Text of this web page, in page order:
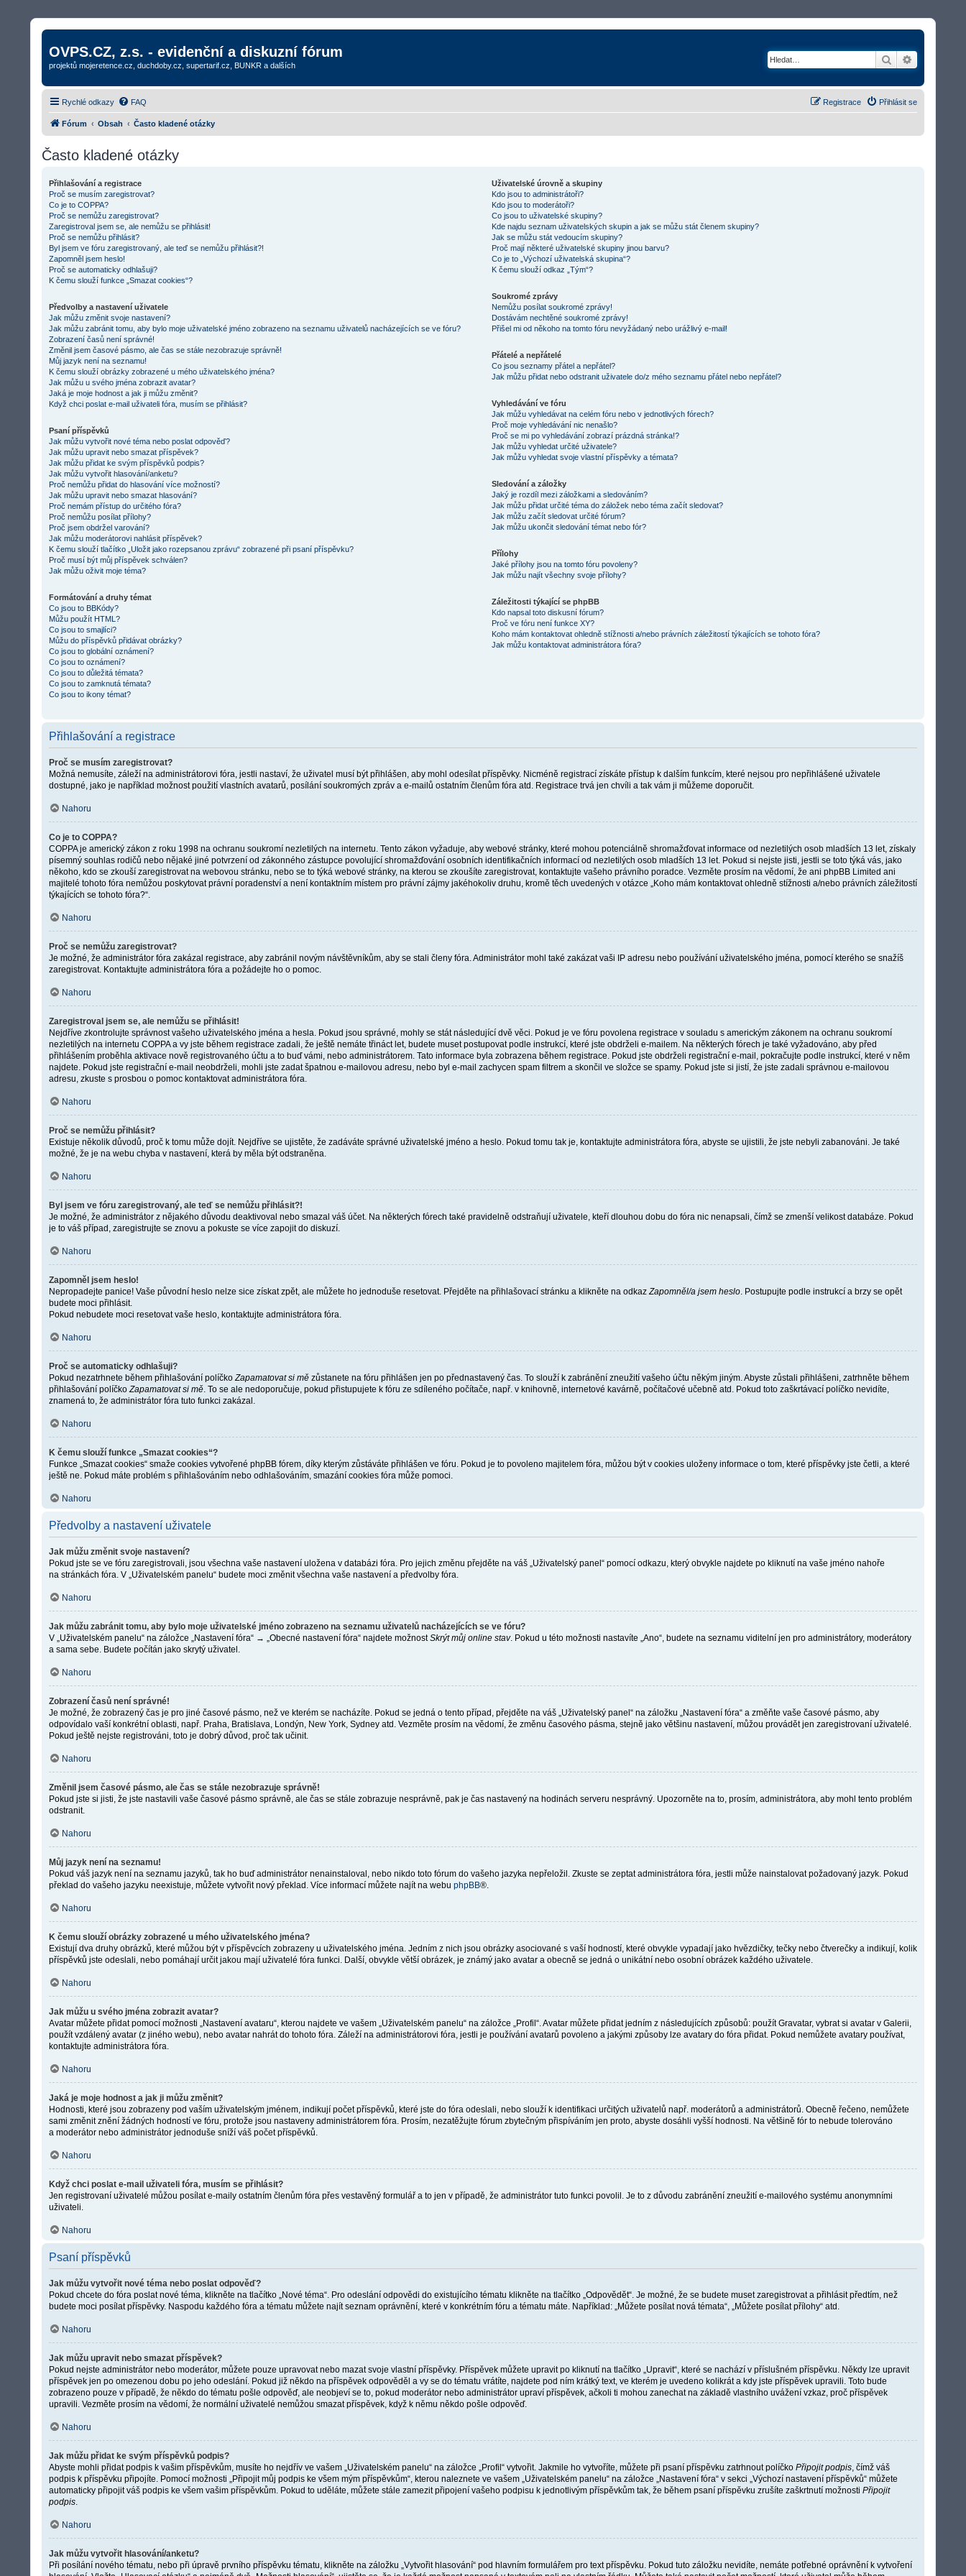
OVPS.CZ, z.s. - evidenční a diskuzní fórum
projektů mojeretence.cz, duchdoby.cz, supertarif.cz, BUNKR a dalších Hledat
Rychlé odkazy FAQ Přihlásit se
Registrace
Fórum Obsah Často kladené otázky
Často kladené otázky
Přihlašování a registrace
Proč se musím zaregistrovat?
Co je to COPPA?
Proč se nemůžu zaregistrovat?
Zaregistroval jsem se, ale nemůžu se přihlásit!
Proč se nemůžu přihlásit?
Byl jsem ve fóru zaregistrovaný, ale teď se nemůžu přihlásit?!
Zapomněl jsem heslo!
Proč se automaticky odhlašuji?
K čemu slouží funkce „Smazat cookies“?
Předvolby a nastavení uživatele
Jak můžu změnit svoje nastavení?
Jak můžu zabránit tomu, aby bylo moje uživatelské jméno zobrazeno na seznamu uživatelů nacházejících se ve fóru?
Zobrazení časů není správné!
Změnil jsem časové pásmo, ale čas se stále nezobrazuje správně!
Můj jazyk není na seznamu!
K čemu slouží obrázky zobrazené u mého uživatelského jména?
Jak můžu u svého jména zobrazit avatar?
Jaká je moje hodnost a jak ji můžu změnit?
Když chci poslat e-mail uživateli fóra, musím se přihlásit?
Psaní příspěvků
Jak můžu vytvořit nové téma nebo poslat odpověď?
Jak můžu upravit nebo smazat příspěvek?
Jak můžu přidat ke svým příspěvků podpis?
Jak můžu vytvořit hlasování/anketu?
Proč nemůžu přidat do hlasování více možností?
Jak můžu upravit nebo smazat hlasování?
Proč nemám přístup do určitého fóra?
Proč nemůžu posílat přílohy?
Proč jsem obdržel varování?
Jak můžu moderátorovi nahlásit příspěvek?
K čemu slouží tlačítko „Uložit jako rozepsanou zprávu“ zobrazené při psaní příspěvku?
Proč musí být můj příspěvek schválen?
Jak můžu oživit moje téma?
Formátování a druhy témat
Co jsou to BBKódy?
Můžu použít HTML?
Co jsou to smajlíci?
Můžu do příspěvků přidávat obrázky?
Co jsou to globální oznámení?
Co jsou to oznámení?
Co jsou to důležitá témata?
Co jsou to zamknutá témata?
Co jsou to ikony témat?
Uživatelské úrovně a skupiny
Kdo jsou to administrátoři?
Kdo jsou to moderátoři?
Co jsou to uživatelské skupiny?
Kde najdu seznam uživatelských skupin a jak se můžu stát členem skupiny?
Jak se můžu stát vedoucím skupiny?
Proč mají některé uživatelské skupiny jinou barvu?
Co je to „Výchozí uživatelská skupina“?
K čemu slouží odkaz „Tým“?
Soukromé zprávy
Nemůžu posílat soukromé zprávy!
Dostávám nechtěné soukromé zprávy!
Přišel mi od někoho na tomto fóru nevyžádaný nebo urážlivý e-mail!
Přátelé a nepřátelé
Co jsou seznamy přátel a nepřátel?
Jak můžu přidat nebo odstranit uživatele do/z mého seznamu přátel nebo nepřátel?
Vyhledávání ve fóru
Jak můžu vyhledávat na celém fóru nebo v jednotlivých fórech?
Proč moje vyhledávání nic nenašlo?
Proč se mi po vyhledávání zobrazí prázdná stránka!?
Jak můžu vyhledat určité uživatele?
Jak můžu vyhledat svoje vlastní příspěvky a témata?
Sledování a záložky
Jaký je rozdíl mezi záložkami a sledováním?
Jak můžu přidat určité téma do záložek nebo téma začít sledovat?
Jak můžu začít sledovat určité fórum?
Jak můžu ukončit sledování témat nebo fór?
Přílohy
Jaké přílohy jsou na tomto fóru povoleny?
Jak můžu najít všechny svoje přílohy?
Záležitosti týkající se phpBB
Kdo napsal toto diskusní fórum?
Proč ve fóru není funkce XY?
Koho mám kontaktovat ohledně stížnosti a/nebo právních záležitostí týkajících se tohoto fóra?
Jak můžu kontaktovat administrátora fóra?
Přihlašování a registrace
Proč se musím zaregistrovat?
Možná nemusíte, záleží na administrátorovi fóra, jestli nastaví, že uživatel musí být přihlášen, aby mohl odesílat příspěvky. Nicméně registrací získáte přístup k dalším funkcím, které nejsou pro nepřihlášené uživatele
dostupné, jako je například možnost použití vlastních avatarů, posílání soukromých zpráv a e-mailů ostatním členům fóra atd. Registrace trvá jen chvíli a tak vám ji můžeme doporučit.
Nahoru
Co je to COPPA?
COPPA je americký zákon z roku 1998 na ochranu soukromí nezletilých na internetu. Tento zákon vyžaduje, aby webové stránky, které mohou potenciálně shromažďovat informace od nezletilých osob mladších 13 let, získaly
písemný souhlas rodičů nebo nějaké jiné potvrzení od zákonného zástupce povolující shromažďování osobních identifikačních informací od nezletilých osob mladších 13 let. Pokud si nejste jisti, jestli se toto týká vás, jako
někoho, kdo se zkouší zaregistrovat na webovou stránku, nebo se to týká webové stránky, na kterou se zkoušíte zaregistrovat, kontaktujte vašeho právního poradce. Vezměte prosím na vědomí, že ani phpBB Limited ani
majitelé tohoto fóra nemůžou poskytovat právní poradenství a není kontaktním místem pro právní zájmy jakéhokoliv druhu, kromě těch uvedených v otázce „Koho mám kontaktovat ohledně stížnosti a/nebo právních záležitostí
týkajících se tohoto fóra?“.
Nahoru
Proč se nemůžu zaregistrovat?
Je možné, že administrátor fóra zakázal registrace, aby zabránil novým návštěvníkům, aby se stali členy fóra. Administrátor mohl také zakázat vaši IP adresu nebo používání uživatelského jména, pomocí kterého se snažíš
zaregistrovat. Kontaktujte administrátora fóra a požádejte ho o pomoc.
Nahoru
Zaregistroval jsem se, ale nemůžu se přihlásit!
Nejdříve zkontrolujte správnost vašeho uživatelského jména a hesla. Pokud jsou správné, mohly se stát následující dvě věci. Pokud je ve fóru povolena registrace v souladu s americkým zákonem na ochranu soukromí
nezletilých na internetu COPPA a vy jste během registrace zadali, že ještě nemáte třináct let, budete muset postupovat podle instrukcí, které jste obdrželi e-mailem. Na některých fórech je také vyžadováno, aby před
přihlášením proběhla aktivace nově registrovaného účtu a to buď vámi, nebo administrátorem. Tato informace byla zobrazena během registrace. Pokud jste obdrželi registrační e-mail, pokračujte podle instrukcí, které v něm
najdete. Pokud jste registrační e-mail neobdrželi, mohli jste zadat špatnou e-mailovou adresu, nebo byl e-mail zachycen spam filtrem a skončil ve složce se spamy. Pokud jste si jistí, že jste zadali správnou e-mailovou
adresu, zkuste s prosbou o pomoc kontaktovat administrátora fóra.
Nahoru
Proč se nemůžu přihlásit?
Existuje několik důvodů, proč k tomu může dojít. Nejdříve se ujistěte, že zadáváte správné uživatelské jméno a heslo. Pokud tomu tak je, kontaktujte administrátora fóra, abyste se ujistili, že jste nebyli zabanováni. Je také
možné, že je na webu chyba v nastavení, která by měla být odstraněna.
Nahoru
Byl jsem ve fóru zaregistrovaný, ale teď se nemůžu přihlásit?!
Je možné, že administrátor z nějakého důvodu deaktivoval nebo smazal váš účet. Na některých fórech také pravidelně odstraňují uživatele, kteří dlouhou dobu do fóra nic nenapsali, čímž se zmenší velikost databáze. Pokud
je to váš případ, zaregistrujte se znovu a pokuste se více zapojit do diskuzí.
Nahoru
Zapomněl jsem heslo!
Nepropadejte panice! Vaše původní heslo nelze sice získat zpět, ale můžete ho jednoduše resetovat. Přejděte na přihlašovací stránku a klikněte na odkaz Zapomněl/a jsem heslo . Postupujte podle instrukcí a brzy se opět
budete moci přihlásit.
Pokud nebudete moci resetovat vaše heslo, kontaktujte administrátora fóra.
Nahoru
Proč se automaticky odhlašuji?
Pokud nezatrhnete během přihlašování políčko Zapamatovat si mě zůstanete na fóru přihlášen jen po přednastavený čas. To slouží k zabránění zneužití vašeho účtu někým jiným. Abyste zůstali přihlášeni, zatrhněte během
přihlašování políčko Zapamatovat si mě . To se ale nedoporučuje, pokud přistupujete k fóru ze sdíleného počítače, např. v knihovně, internetové kavárně, počítačové učebně atd. Pokud toto zaškrtávací políčko nevidíte,
znamená to, že administrátor fóra tuto funkci zakázal.
Nahoru
K čemu slouží funkce „Smazat cookies“?
Funkce „Smazat cookies“ smaže cookies vytvořené phpBB fórem, díky kterým zůstáváte přihlášen ve fóru. Pokud je to povoleno majitelem fóra, můžou být v cookies uloženy informace o tom, které příspěvky jste četli, a které
ještě ne. Pokud máte problém s přihlašováním nebo odhlašováním, smazání cookies fóra může pomoci.
Nahoru
Předvolby a nastavení uživatele
Jak můžu změnit svoje nastavení?
Pokud jste se ve fóru zaregistrovali, jsou všechna vaše nastavení uložena v databázi fóra. Pro jejich změnu přejděte na váš „Uživatelský panel“ pomocí odkazu, který obvykle najdete po kliknutí na vaše jméno nahoře
na stránkách fóra. V „Uživatelském panelu“ budete moci změnit všechna vaše nastavení a předvolby fóra.
Nahoru
Jak můžu zabránit tomu, aby bylo moje uživatelské jméno zobrazeno na seznamu uživatelů nacházejících se ve fóru?
V „Uživatelském panelu“ na záložce „Nastavení fóra“ → „Obecné nastavení fóra“ najdete možnostSkrýt můj online stav. Pokud u této možnosti nastavíte „Ano“, budete na seznamu viditelní jen pro administrátory, moderátory
a sama sebe. Budete počítán jako skrytý uživatel.
Nahoru
Zobrazení časů není správné!
Je možné, že zobrazený čas je pro jiné časové pásmo, než ve kterém se nacházíte. Pokud se jedná o tento případ, přejděte na váš „Uživatelský panel“ na záložku „Nastavení fóra“ a změňte vaše časové pásmo, aby
odpovídalo vaší konkrétní oblasti, např. Praha, Bratislava, Londýn, New York, Sydney atd. Vezměte prosím na vědomí, že změnu časového pásma, stejně jako většinu nastavení, můžou provádět jen zaregistrovaní uživatelé.
Pokud ještě nejste registrováni, toto je dobrý důvod, proč tak učinit.
Nahoru
Změnil jsem časové pásmo, ale čas se stále nezobrazuje správně!
Pokud jste si jisti, že jste nastavili vaše časové pásmo správně, ale čas se stále zobrazuje nesprávně, pak je čas nastavený na hodinách serveru nesprávný. Upozorněte na to, prosím, administrátora, aby mohl tento problém
odstranit.
Nahoru
Můj jazyk není na seznamu!
Pokud váš jazyk není na seznamu jazyků, tak ho buď administrátor nenainstaloval, nebo nikdo toto fórum do vašeho jazyka nepřeložil. Zkuste se zeptat administrátora fóra, jestli může nainstalovat požadovaný jazyk. Pokud
překlad do vašeho jazyku neexistuje, můžete vytvořit nový překlad. Více informací můžete najít na webu phpBB®.
Nahoru
K čemu slouží obrázky zobrazené u mého uživatelského jména?
Existují dva druhy obrázků, které můžou být v příspěvcích zobrazeny u uživatelského jména. Jedním z nich jsou obrázky asociované s vaší hodností, které obvykle vypadají jako hvězdičky, tečky nebo čtverečky a indikují, kolik
příspěvků jste odeslali, nebo pomáhají určit jakou mají uživatelé fóra funkci. Další, obvykle větší obrázek, je známý jako avatar a obecně se jedná o unikátní nebo osobní obrázek každého uživatele.
Nahoru
Jak můžu u svého jména zobrazit avatar?
Avatar můžete přidat pomocí možnosti „Nastavení avataru“, kterou najdete ve vašem „Uživatelském panelu“ na záložce „Profil“. Avatar můžete přidat jedním z následujících způsobů: použít Gravatar, vybrat si avatar v Galerii,
použít vzdálený avatar (z jiného webu), nebo avatar nahrát do tohoto fóra. Záleží na administrátorovi fóra, jestli je používání avatarů povoleno a jakými způsoby lze avatary do fóra přidat. Pokud nemůžete avatary používat,
kontaktujte administrátora fóra.
Nahoru
Jaká je moje hodnost a jak ji můžu změnit?
Hodnosti, které jsou zobrazeny pod vaším uživatelským jménem, indikují počet příspěvků, které jste do fóra odeslali, nebo slouží k identifikaci určitých uživatelů např. moderátorů a administrátorů. Obecně řečeno, nemůžete
sami změnit znění žádných hodností ve fóru, protože jsou nastaveny administrátorem fóra. Prosím, nezatěžujte fórum zbytečným přispíváním jen proto, abyste dosáhli vyšší hodnosti. Na většině fór to nebude tolerováno
a moderátor nebo administrátor jednoduše sníží váš počet příspěvků.
Nahoru
Když chci poslat e-mail uživateli fóra, musím se přihlásit?
Jen registrovaní uživatelé můžou posílat e-maily ostatním členům fóra přes vestavěný formulář a to jen v případě, že administrátor tuto funkci povolil. Je to z důvodu zabránění zneužití e-mailového systému anonymními
uživateli.
Nahoru
Psaní příspěvků
Jak můžu vytvořit nové téma nebo poslat odpověď?
Pokud chcete do fóra poslat nové téma, klikněte na tlačítko „Nové téma“. Pro odeslání odpovědi do existujícího tématu klikněte na tlačítko „Odpovědět“. Je možné, že se budete muset zaregistrovat a přihlásit předtím, než
budete moci posílat příspěvky. Naspodu každého fóra a tématu můžete najít seznam oprávnění, které v konkrétním fóru a tématu máte. Například: „Můžete posílat nová témata“, „Můžete posílat přílohy“ atd.
Nahoru
Jak můžu upravit nebo smazat příspěvek?
Pokud nejste administrátor nebo moderátor, můžete pouze upravovat nebo mazat svoje vlastní příspěvky. Příspěvek můžete upravit po kliknutí na tlačítko „Upravit“, které se nachází v příslušném příspěvku. Někdy lze upravit
příspěvek jen po omezenou dobu po jeho odeslání. Pokud již někdo na příspěvek odpověděl a vy se do tématu vrátíte, najdete pod ním krátký text, ve kterém je uvedeno kolikrát a kdy jste příspěvek upravili. Toto bude
zobrazeno pouze v případě, že někdo do tématu pošle odpověď, ale neobjeví se to, pokud moderátor nebo administrátor upraví příspěvek, ačkoli ti mohou zanechat na základě vlastního uvážení vzkaz, proč příspěvek
upravili. Vezměte prosím na vědomí, že normální uživatelé nemůžou smazat příspěvek, když k němu někdo pošle odpověď.
Nahoru
Jak můžu přidat ke svým příspěvků podpis?
Abyste mohli přidat podpis k vašim příspěvkům, musíte ho nejdřív ve vašem „Uživatelském panelu“ na záložce „Profil“ vytvořit. Jakmile ho vytvoříte, můžete při psaní příspěvku zatrhnout políčko Připojit podpis , čímž váš
podpis k příspěvku připojíte. Pomocí možnosti „Připojit můj podpis ke všem mým příspěvkům“, kterou naleznete ve vašem „Uživatelském panelu“ na záložce „Nastavení fóra“ v sekci „Výchozí nastavení příspěvků“ můžete
automaticky připojit váš podpis ke všem vašim příspěvkům. Pokud to uděláte, můžete stále zamezit připojení vašeho podpisu k jednotlivým příspěvkům tak, že během psaní příspěvku zrušíte zaškrtnutí možnosti Připojit
podpis
Nahoru
Jak můžu vytvořit hlasování/anketu?
Při posílání nového tématu, nebo při úpravě prvního příspěvku tématu, klikněte na záložku „Vytvořit hlasování“ pod hlavním formulářem pro text příspěvku. Pokud tuto záložku nevidíte, nemáte potřebné oprávnění k vytvoření